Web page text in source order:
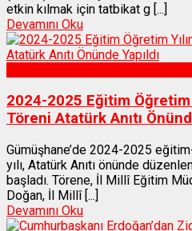
etkin kılmak için tatbikat g [...]
Devamını Oku
2024-2025 Eğitim Öğretim
Töreni Atatürk Anıtı
Gümüşhane’de 2024-2025
yılı, Atatürk Anıtı önünde
başladı. Törene, İl Millî Eğitim
Doğan, İl Millî [...]
Devamını Oku